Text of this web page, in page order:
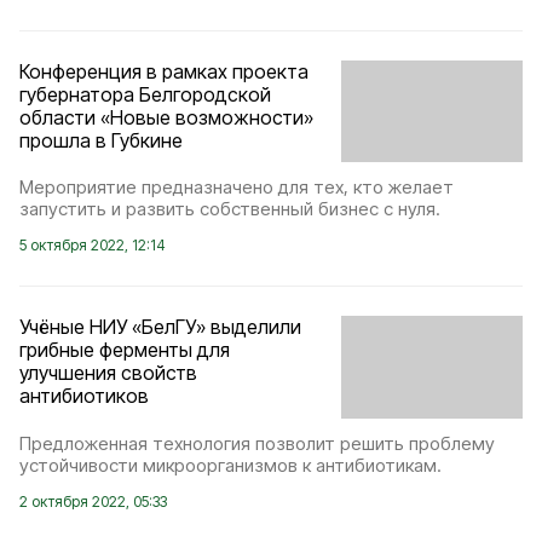
Конференция в рамках проекта
губернатора Белгородской
области «Новые возможности»
прошла в Губкине
Мероприятие предназначено для тех, кто желает
запустить и развить собственный бизнес с нуля.
5 октября 2022, 12:14
Учёные НИУ «БелГУ» выделили
грибные ферменты для
улучшения свойств
антибиотиков
Предложенная технология позволит решить проблему
устойчивости микроорганизмов к антибиотикам.
2 октября 2022, 05:33